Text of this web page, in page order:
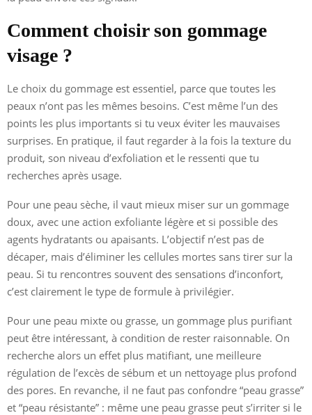
Comment choisir son gommage
visage ?
Le choix du gommage est essentiel, parce que toutes les
peaux n’ont pas les mêmes besoins. C’est même l’un des
points les plus importants si tu veux éviter les mauvaises
surprises. En pratique, il faut regarder à la fois la texture du
produit, son niveau d’exfoliation et le ressenti que tu
recherches après usage.
Pour une peau sèche, il vaut mieux miser sur un gommage
doux, avec une action exfoliante légère et si possible des
agents hydratants ou apaisants. L’objectif n’est pas de
décaper, mais d’éliminer les cellules mortes sans tirer sur la
peau. Si tu rencontres souvent des sensations d’inconfort,
c’est clairement le type de formule à privilégier.
Pour une peau mixte ou grasse, un gommage plus purifiant
peut être intéressant, à condition de rester raisonnable. On
recherche alors un effet plus matifiant, une meilleure
régulation de l’excès de sébum et un nettoyage plus profond
des pores. En revanche, il ne faut pas confondre “peau grasse”
et “peau résistante” : même une peau grasse peut s’irriter si le